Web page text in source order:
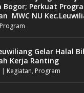
Bogor; Perkuat
MWC NU
Program
Gelar Halal
Kerja Ranting
| Kegiatan, Program